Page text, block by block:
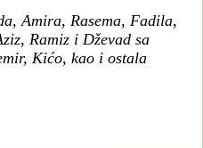
Amira, Rasema, Fadila,
Ramiz i Dževad sa
Kićo, kao i ostala